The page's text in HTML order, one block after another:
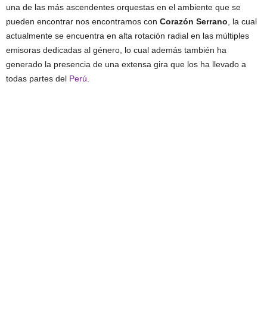
una de las más ascendentes orquestas en el ambiente que se
pueden encontrar nos encontramos con Corazón Serrano , la cual
actualmente se encuentra en alta rotación radial en las múltiples
emisoras dedicadas al género, lo cual además también ha
generado la presencia de una extensa gira que los ha llevado a
todas partes del Perú